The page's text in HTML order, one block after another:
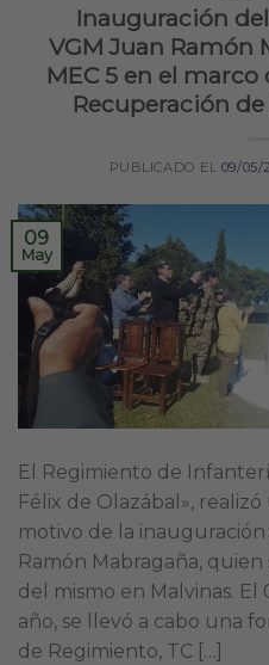
Inauguración
VGM Juan Ramón
MEC 5 en el marco
Recuperación
PUBLICADO EL 09/05/
09
May
El Regimiento de
Félix de Olazábal»,
motivo de la
Ramón Mabragaña,
del mismo en Malvinas.
año, se llevó a cabo una
de Regimiento, TC […]